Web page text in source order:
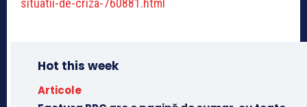
Hot this week
Articole